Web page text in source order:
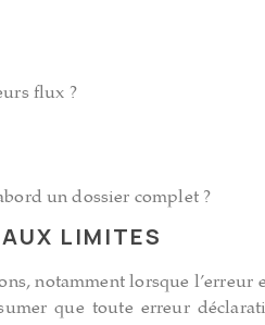
flux ?
un dossier complet ?
LIMITES
notamment lorsque
que toute erreur